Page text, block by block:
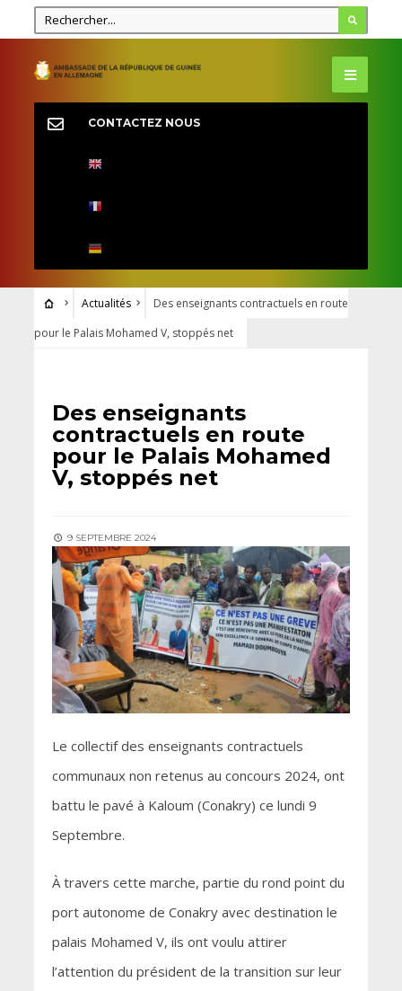
CONTACTEZ NOUS
Actualités
Des enseignants contractuels en route
pour le Palais Mohamed V, stoppés net
Des enseignants
contractuels en route
pour le Palais Mohamed
V, stoppés net
9 SEPTEMBRE 2024
Le collectif des enseignants contractuels
communaux non retenus au concours 2024, ont
battu le pavé à Kaloum (Conakry) ce lundi 9
Septembre.
À travers cette marche, partie du rond point du
port autonome de Conakry avec destination le
palais Mohamed V, ils ont voulu attirer
l’attention du président de la transition sur leur